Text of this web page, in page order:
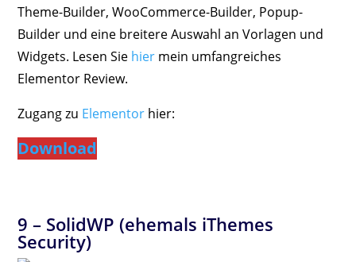
Theme-Builder, WooCommerce-Builder, Popup-
Builder und eine breitere Auswahl an Vorlagen und
Widgets. Lesen Sie hier mein umfangreiches
Elementor Review.
Zugang zu Elementor hier:
Download
9 – SolidWP (ehemals iThemes
Security)